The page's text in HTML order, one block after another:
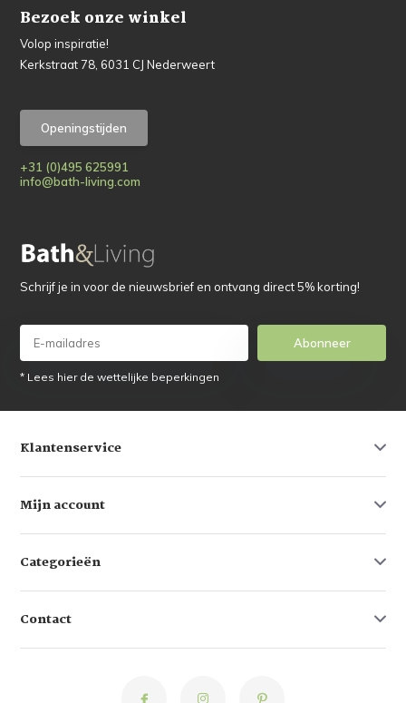
Bezoek onze winkel
Volop inspiratie!
Kerkstraat 78, 6031 CJ Nederweert
Openingstijden
+31 (0)495 625991
info@bath-living.com
Schrijf je in voor de nieuwsbrief en ontvang direct 5% korting!
Abonneer
* Lees hier de wettelijke beperkingen
Klantenservice
Mijn account
Categorieën
Contact